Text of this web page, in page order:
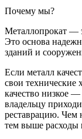
Почему мы?
Металлопрокат —
Это основа
зданий и
Если металл
свои технические
качество низкое
владельцу
реставрацию. Чем
тем выше расходы